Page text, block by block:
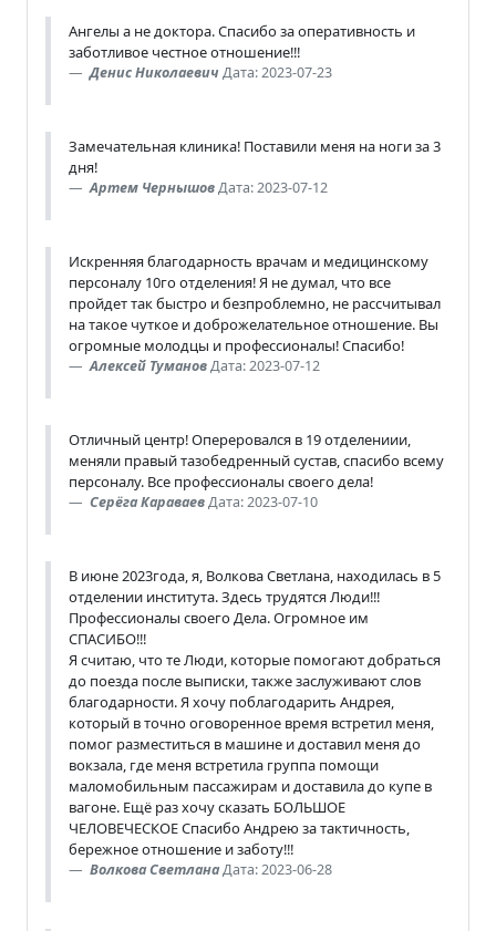
Ангелы а не доктора. Спасибо за оперативность и
заботливое честное отношение!!!
Денис НиколаевичДата: 2023-07-23
Замечательная клиника! Поставили меня на ноги за 3
дня!
Артем ЧернышовДата: 2023-07-12
Искренняя благодарность врачам и медицинскому
персоналу 10го отделения! Я не думал, что все
пройдет так быстро и безпроблемно, не рассчитывал
на такое чуткое и доброжелательное отношение. Вы
огромные молодцы и профессионалы! Спасибо!
Алексей ТумановДата: 2023-07-12
Отличный центр! Опереровался в 19 отделениии,
меняли правый тазобедренный сустав, спасибо всему
персоналу. Все профессионалы своего дела!
Серёга КараваевДата: 2023-07-10
В июне 2023года, я, Волкова Светлана, находилась в 5
отделении института. Здесь трудятся Люди!!!
Профессионалы своего Дела. Огромное им
СПАСИБО!!!
Я считаю, что те Люди, которые помогают добраться
до поезда после выписки, также заслуживают слов
благодарности. Я хочу поблагодарить Андрея,
который в точно оговоренное время встретил меня,
помог разместиться в машине и доставил меня до
вокзала, где меня встретила группа помощи
маломобильным пассажирам и доставила до купе в
вагоне. Ещё раз хочу сказать БОЛЬШОЕ
ЧЕЛОВЕЧЕСКОЕ Спасибо Андрею за тактичность,
бережное отношение и заботу!!!
Волкова СветланаДата: 2023-06-28